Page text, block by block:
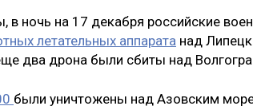
ночь на 17 декабря российские
летательных аппарата над
два дрона были сбиты над
были уничтожены над Азовским